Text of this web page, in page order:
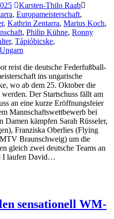
Karsten-Thilo Raab
, Europameisterschaft,
, Kathrin Zentarra, Marius Koch,
, Philip Kühne, Ronny
, Tápióbicske,
Ungarn
reist die deutsche Federfußball-
ins ungarische
wo ab dem 25. Oktober die
Der Startschuss fällt am
an eine kurze Eröffnungsfeier
Mannschaftswettbewerb bei
Damen kämpfen Sarah Rüsseler,
Franziska Oberlies (Flying
Braunschweig) um die
gleich zwei deutsche Teams an
I laufen David…
sensationell WM-